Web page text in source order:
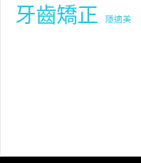
牙齒矯正 隱適美